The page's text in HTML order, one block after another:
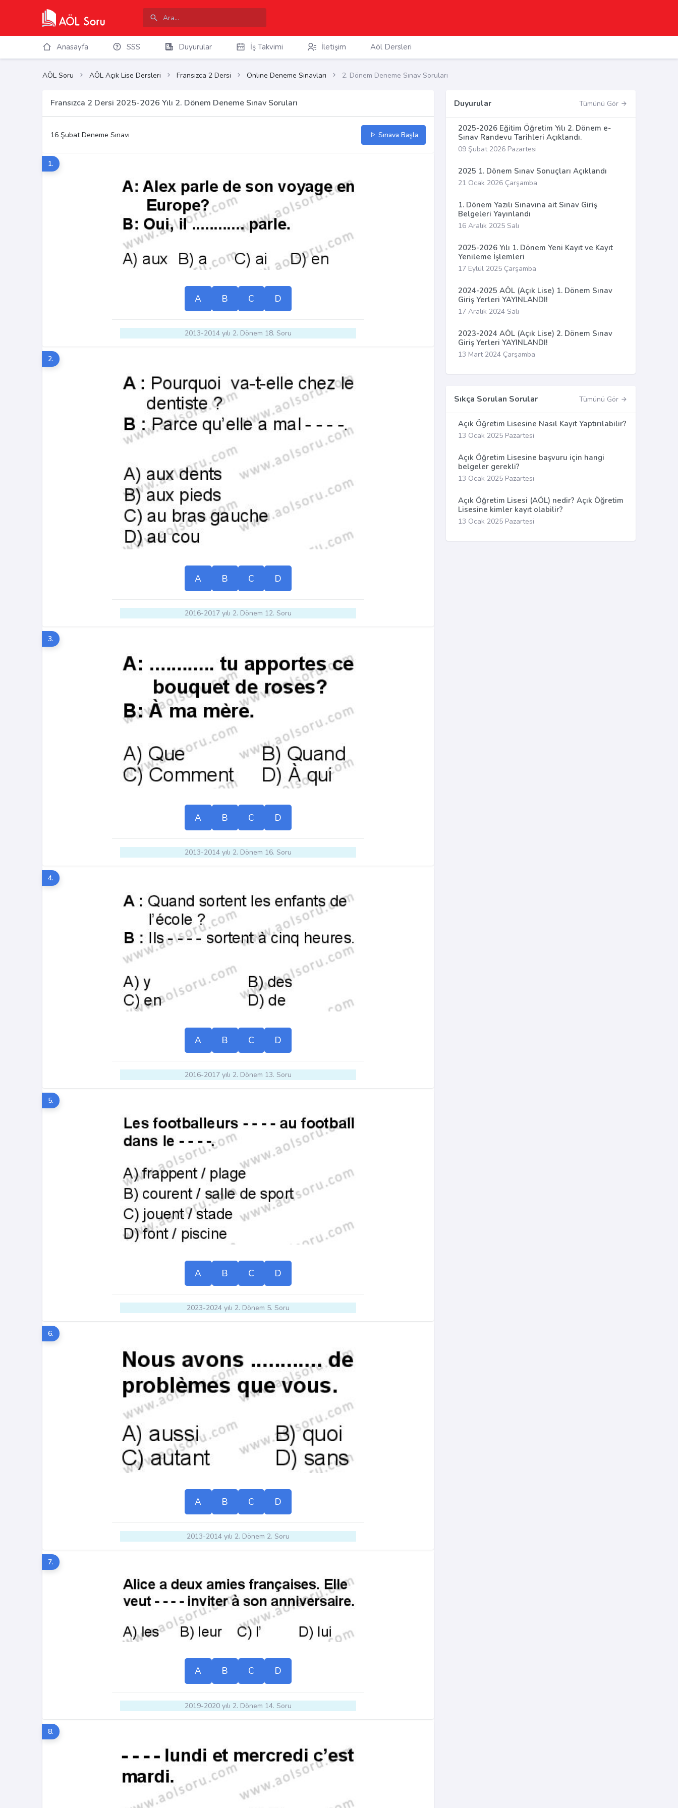
Anasayfa SSS Duyurular İş Takvimi İletişim Aöl Dersleri
AÖL Soru AÖL Açık Lise Dersleri Fransızca 2 Dersi Online Deneme Sınavları 2. Dönem Deneme Sınav Soruları
Fransızca 2 Dersi 2025-2026 Yılı 2. Dönem Deneme Sınav Soruları
16 Şubat Deneme Sınavı Sınava Başla
1.
A B C D
2013-2014 yılı 2. Dönem 18. Soru
2.
A B C D
2016-2017 yılı 2. Dönem 12. Soru
3.
A B C D
2013-2014 yılı 2. Dönem 16. Soru
4.
A B C D
2016-2017 yılı 2. Dönem 13. Soru
5.
A B C D
2023-2024 yılı 2. Dönem 5. Soru
6.
A B C D
2013-2014 yılı 2. Dönem 2. Soru
7.
A B C D
2019-2020 yılı 2. Dönem 14. Soru
8.
Duyurular Tümünü Gör
2025-2026 Eğitim Öğretim Yılı 2. Dönem e-
Sınav Randevu Tarihleri Açıklandı.
09 Şubat 2026 Pazartesi
2025 1. Dönem Sınav Sonuçları Açıklandı
21 Ocak 2026 Çarşamba
1. Dönem Yazılı Sınavına ait Sınav Giriş
Belgeleri Yayınlandı
16 Aralık 2025 Salı
2025-2026 Yılı 1. Dönem Yeni Kayıt ve Kayıt
Yenileme İşlemleri
17 Eylül 2025 Çarşamba
2024-2025 AÖL (Açık Lise) 1. Dönem Sınav
Giriş Yerleri YAYINLANDI!
17 Aralık 2024 Salı
2023-2024 AÖL (Açık Lise) 2. Dönem Sınav
Giriş Yerleri YAYINLANDI!
13 Mart 2024 Çarşamba
Sıkça Sorulan Sorular Tümünü Gör
Açık Öğretim Lisesine Nasıl Kayıt Yaptırılabilir?
13 Ocak 2025 Pazartesi
Açık Öğretim Lisesine başvuru için hangi
belgeler gerekli?
13 Ocak 2025 Pazartesi
Açık Öğretim Lisesi (AÖL) nedir? Açık Öğretim
Lisesine kimler kayıt olabilir?
13 Ocak 2025 Pazartesi